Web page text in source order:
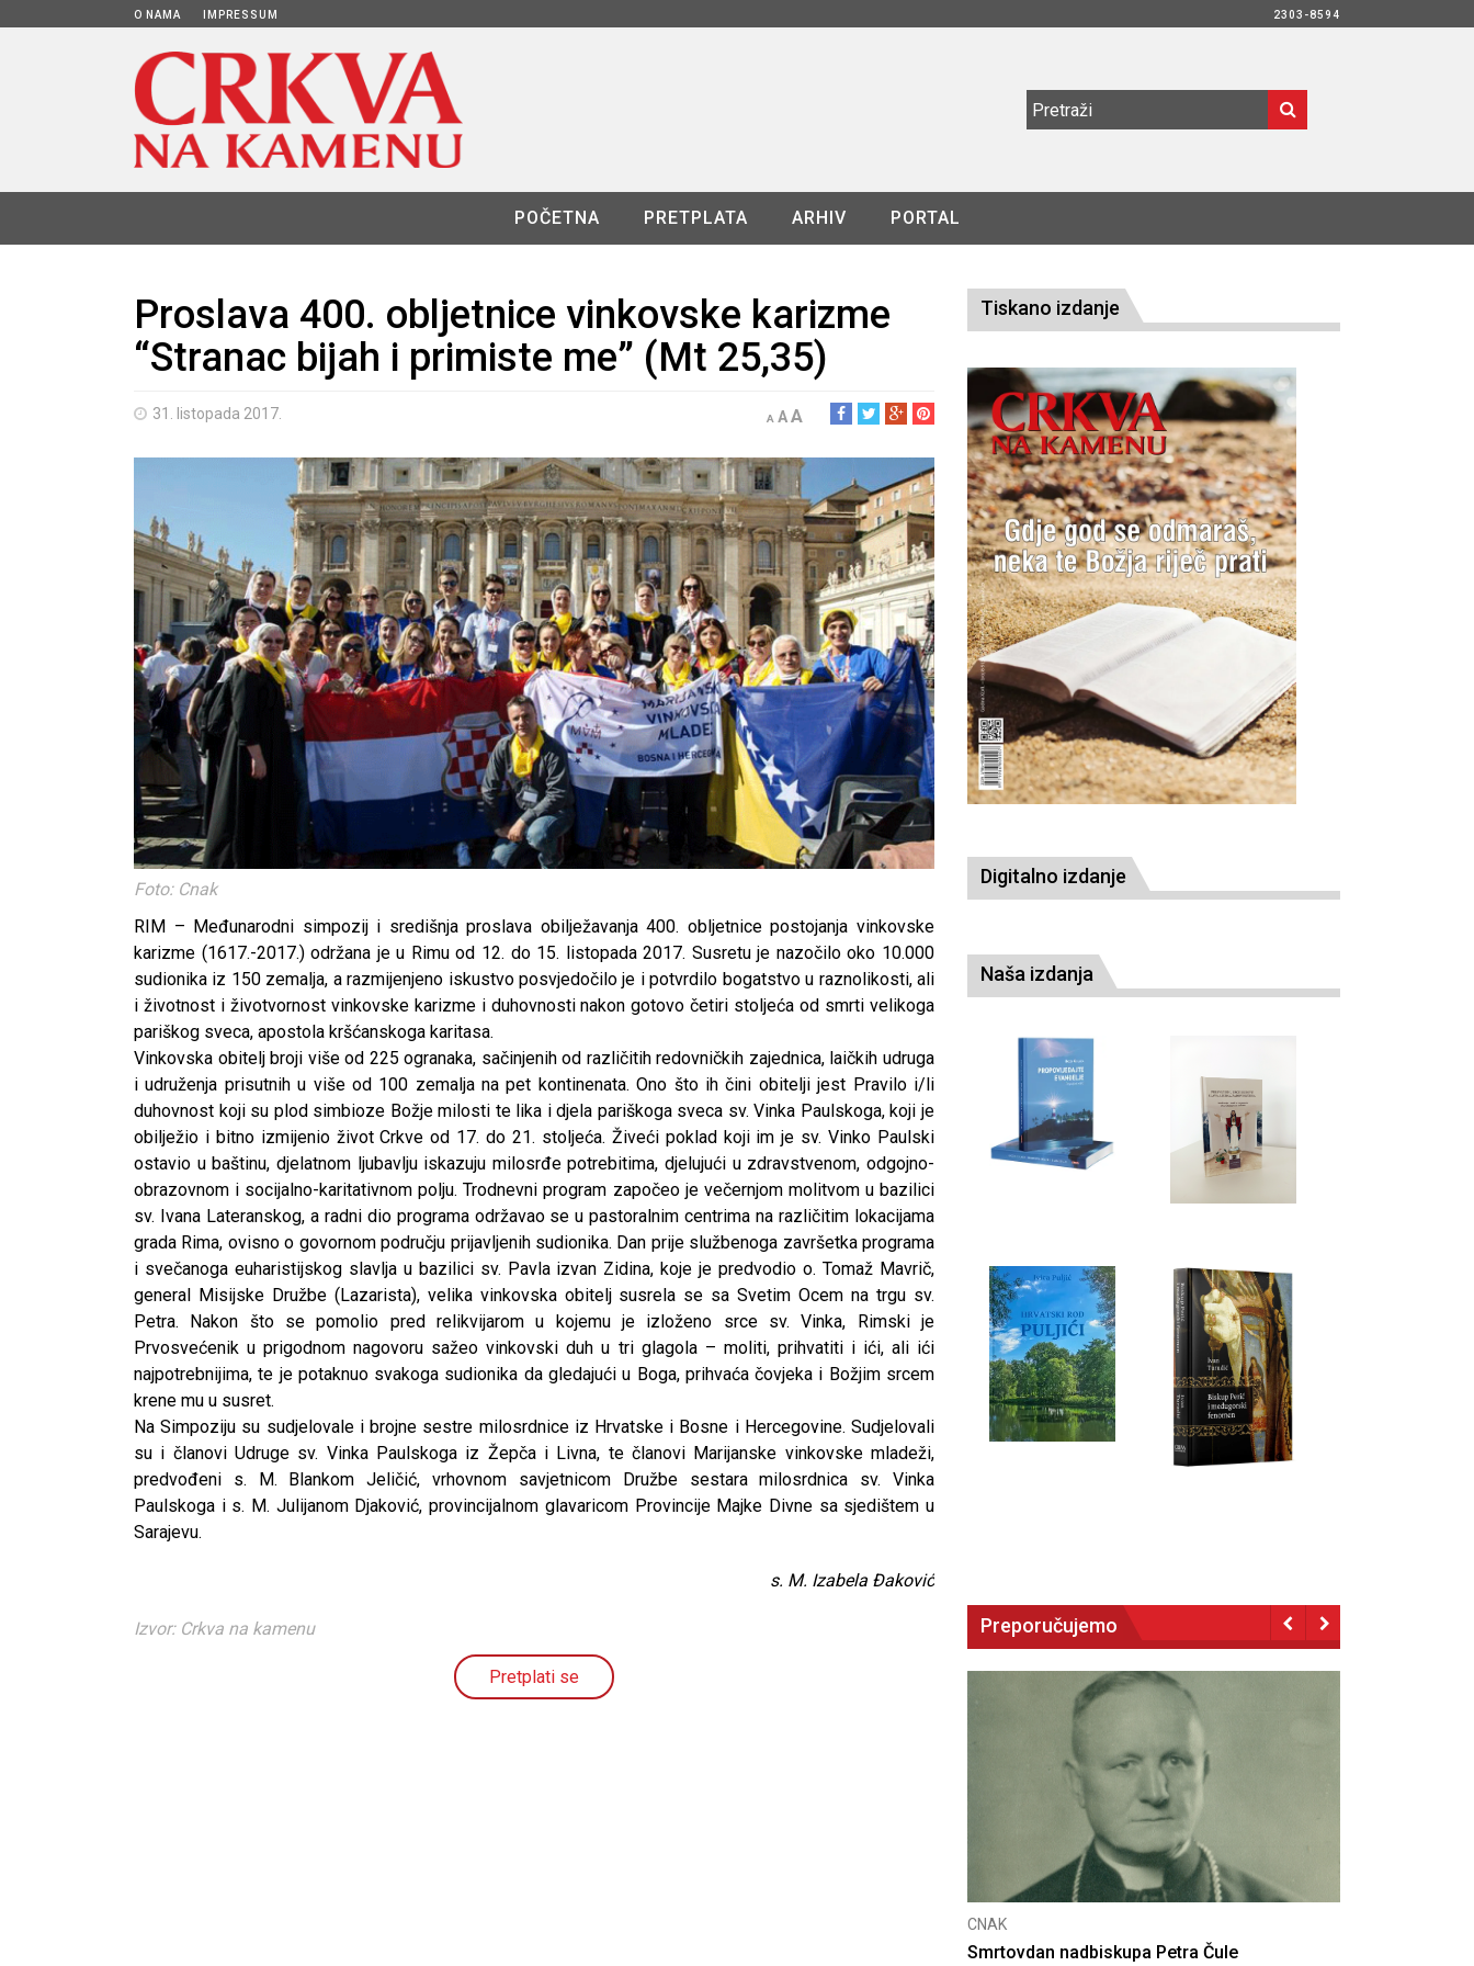
O NAMA IMPRESSUM 2303-8594
POČETNA PRETPLATA ARHIV PORTAL
Proslava 400. obljetnice vinkovske karizme
“Stranac bijah i primiste me” (Mt 25,35)
31. listopada 2017. A AA
Foto: Cnak
RIM – Međunarodni simpozij i središnja proslava obilježavanja 400. obljetnice postojanja vinkovske
karizme (1617.-2017.) održana je u Rimu od 12. do 15. listopada 2017. Susretu je nazočilo oko 10.000
sudionika iz 150 zemalja, a razmijenjeno iskustvo posvjedočilo je i potvrdilo bogatstvo u raznolikosti, ali
i životnost i životvornost vinkovske karizme i duhovnosti nakon gotovo četiri stoljeća od smrti velikoga
pariškog sveca, apostola kršćanskoga karitasa.
Vinkovska obitelj broji više od 225 ogranaka, sačinjenih od različitih redovničkih zajednica, laičkih udruga
i udruženja prisutnih u više od 100 zemalja na pet kontinenata. Ono što ih čini obitelji jest Pravilo i/li
duhovnost koji su plod simbioze Božje milosti te lika i djela pariškoga sveca sv. Vinka Paulskoga, koji je
obilježio i bitno izmijenio život Crkve od 17. do 21. stoljeća. Živeći poklad koji im je sv. Vinko Paulski
ostavio u baštinu, djelatnom ljubavlju iskazuju milosrđe potrebitima, djelujući u zdravstvenom, odgojno-
obrazovnom i socijalno-karitativnom polju. Trodnevni program započeo je večernjom molitvom u bazilici
sv. Ivana Lateranskog, a radni dio programa održavao se u pastoralnim centrima na različitim lokacijama
grada Rima, ovisno o govornom području prijavljenih sudionika. Dan prije službenoga završetka programa
i svečanoga euharistijskog slavlja u bazilici sv. Pavla izvan Zidina, koje je predvodio o. Tomaž Mavrič,
general Misijske Družbe (Lazarista), velika vinkovska obitelj susrela se sa Svetim Ocem na trgu sv.
Petra. Nakon što se pomolio pred relikvijarom u kojemu je izloženo srce sv. Vinka, Rimski je
Prvosvećenik u prigodnom nagovoru sažeo vinkovski duh u tri glagola – moliti, prihvatiti i ići, ali ići
najpotrebnijima, te je potaknuo svakoga sudionika da gledajući u Boga, prihvaća čovjeka i Božjim srcem
krene mu u susret.
Na Simpoziju su sudjelovale i brojne sestre milosrdnice iz Hrvatske i Bosne i Hercegovine. Sudjelovali
su i članovi Udruge sv. Vinka Paulskoga iz Žepča i Livna, te članovi Marijanske vinkovske mladeži,
predvođeni s. M. Blankom Jeličić, vrhovnom savjetnicom Družbe sestara milosrdnica sv. Vinka
Paulskoga i s. M. Julijanom Djaković, provincijalnom glavaricom Provincije Majke Divne sa sjedištem u
Sarajevu.
s. M. Izabela Đaković
Izvor: Crkva na kamenu
Pretplati se
Tiskano izdanje
Digitalno izdanje
Naša izdanja
Preporučujemo
CNAK
Smrtovdan nadbiskupa Petra Čule